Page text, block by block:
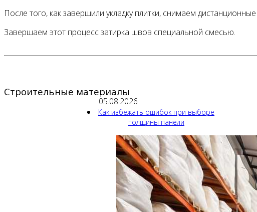
После того, как завершили укладку плитки, снимаем
Завершаем этот процесс затирка швов специальной смесью.
Строительные материалы
05.08.2026
Как избежать ошибок при выборе
толщины панели